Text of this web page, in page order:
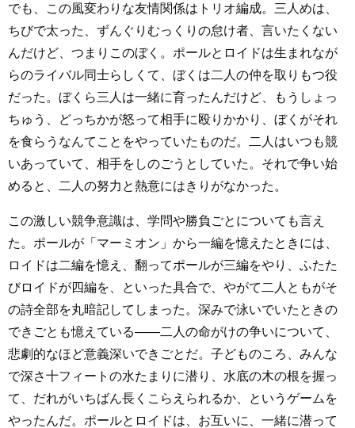
でも、この風変わりな友情関係はトリオ編成。三人めは、
ちびで太った、ずんぐりむっくりの怠け者、言いたくない
んだけど、つまりこのぼく。ポールとロイドは生まれなが
らのライバル同士らしくて、ぼくは二人の仲を取りもつ役
だった。ぼくら三人は一緒に育ったんだけど、もうしょっ
ちゅう、どっちかが怒って相手に殴りかかり、ぼくがそれ
を食らうなんてことをやっていたものだ。二人はいつも競
いあっていて、相手をしのごうとしていた。それで争い始
めると、二人の努力と熱意にはきりがなかった。
この激しい競争意識は、学問や勝負ごとについても言え
た。ポールが「マーミオン」から一編を憶えたときには、
ロイドは二編を憶え、翻ってポールが三編をやり、ふたた
びロイドが四編を、といった具合で、やがて二人ともがそ
の詩全部を丸暗記してしまった。深みで泳いでいたときの
できごとも憶えている――二人の命がけの争いについて、
悲劇的なほど意義深いできごとだ。子どものころ、みんな
で深さ十フィートの水たまりに潜り、水底の木の根を握っ
て、だれがいちばん長くこらえられるか、というゲームを
やったんだ。ポールとロイドは、お互いに、一緒に潜って